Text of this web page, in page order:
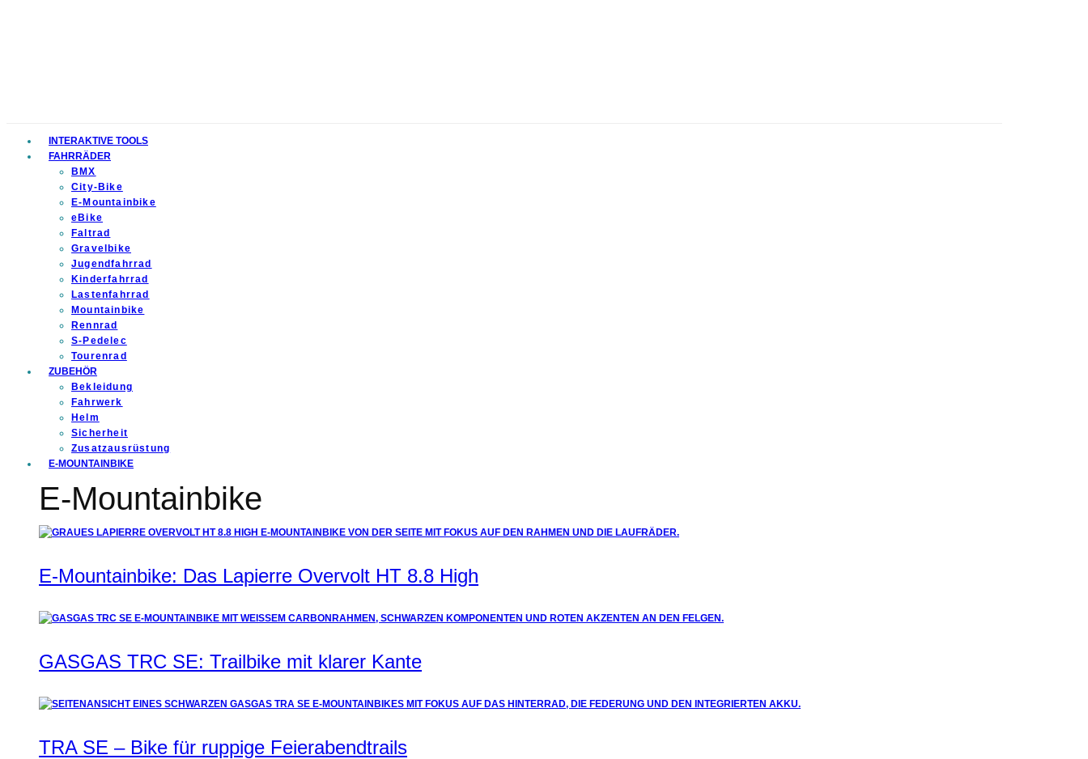
INTERAKTIVE TOOLS
FAHRRÄDER
BMX
City-Bike
E-Mountainbike
eBike
Faltrad
Gravelbike
Jugendfahrrad
Kinderfahrrad
Lastenfahrrad
Mountainbike
Rennrad
S-Pedelec
Tourenrad
ZUBEHÖR
Bekleidung
Fahrwerk
Helm
Sicherheit
Zusatzausrüstung
E-MOUNTAINBIKE
E-Mountainbike
E-Mountainbike: Das Lapierre Overvolt HT 8.8 High
GASGAS TRC SE: Trailbike mit klarer Kante
TRA SE – Bike für ruppige Feierabendtrails